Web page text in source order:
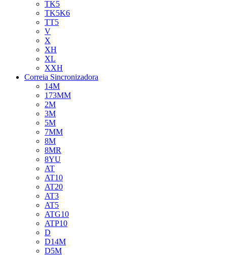
TK5
TK5K6
TT5
V
X
XH
XL
XXH
Correia Sincronizadora
14M
173MM
2M
3M
5M
7MM
8M
8MR
8YU
AT
AT10
AT20
AT3
AT5
ATG10
ATP10
D
D14M
D5M